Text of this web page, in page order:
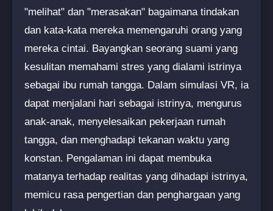
"melihat" dan "merasakan" bagaimana tindakan
dan kata-kata mereka memengaruhi orang yang
mereka cintai. Bayangkan seorang suami yang
kesulitan memahami stres yang dialami istrinya
sebagai ibu rumah tangga. Dalam simulasi VR, ia
dapat menjalani hari sebagai istrinya, mengurus
anak-anak, menyelesaikan pekerjaan rumah
tangga, dan menghadapi tekanan waktu yang
konstan. Pengalaman ini dapat membuka
matanya terhadap realitas yang dihadapi istrinya,
memicu rasa pengertian dan penghargaan yang